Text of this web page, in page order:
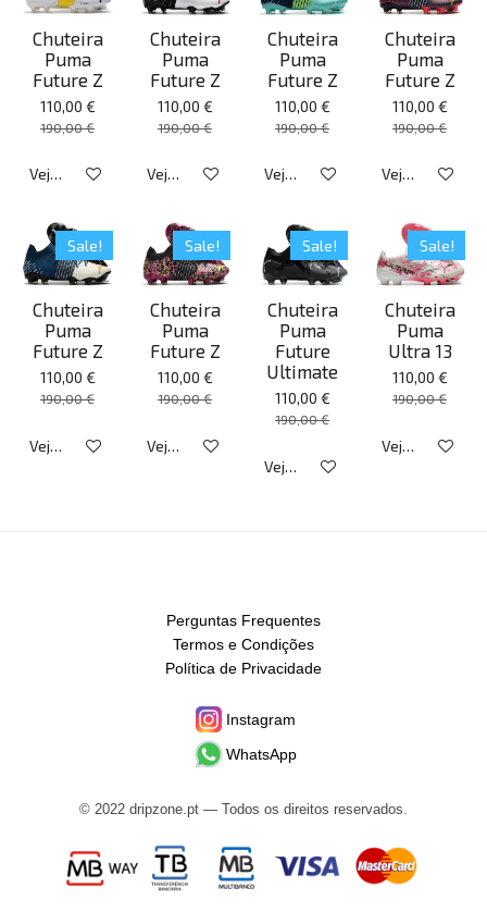
Chuteira
Puma
Future Z
110,00 €
190,00 €
Veja detalhes
Chuteira
Puma
Future Z
110,00 €
190,00 €
Veja detalhes
Chuteira
Puma
Future Z
110,00 €
190,00 €
Veja detalhes
Chuteira
Puma
Future Z
110,00 €
190,00 €
Veja detalhes
Sale!
Chuteira
Puma
Future Z
110,00 €
190,00 €
Veja detalhes
Sale!
Chuteira
Puma
Future Z
110,00 €
190,00 €
Veja detalhes
Sale!
Chuteira
Puma
Future
Ultimate
110,00 €
190,00 €
Veja detalhes
Sale!
Chuteira
Puma
Ultra 13
110,00 €
190,00 €
Veja detalhes
Perguntas Frequentes
Termos e Condições
Política de Privacidade
Instagram
WhatsApp
© 2022 dripzone.pt — Todos os direitos reservados.